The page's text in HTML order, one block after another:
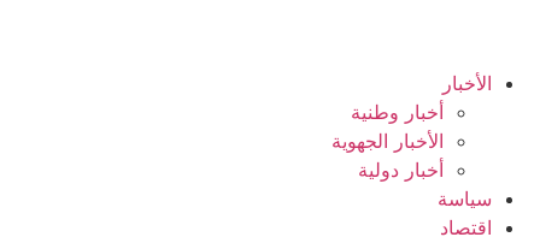
الأخبار
أخبار وطنية
الأخبار الجهوية
أخبار دولية
سياسة
اقتصاد